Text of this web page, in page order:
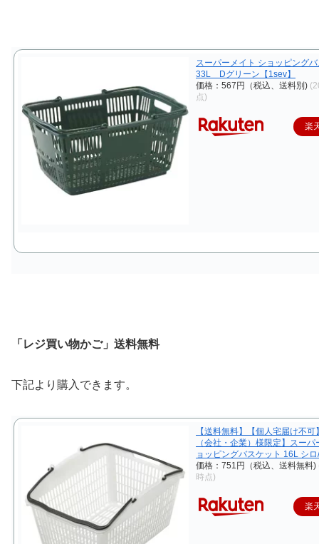
スーパーメイト ショッピング
33L Dグリーン【1sev】
価格：567円（税込、送料別)
点)
楽
「レジ買い物かご」送料無料
下記より購入できます。
【送料無料】【個人宅届け不可
（会社・企業）様限定】スー
ョッピングバスケット 16L シ
価格：751円（税込、送料無料)
時点)
楽